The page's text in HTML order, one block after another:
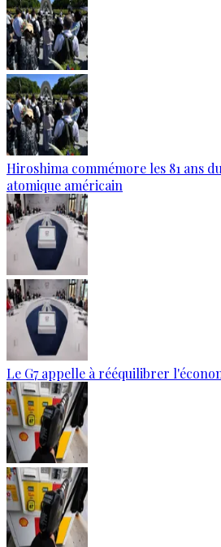
Hiroshima commémore les 81 ans
atomique américain
Le G7 appelle à rééquilibrer